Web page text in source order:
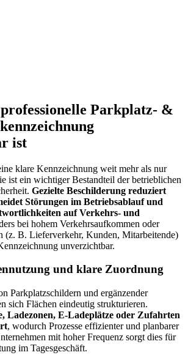
Parkplatz- &
ist
klare Kennzeichnung weit mehr als nur
ist ein wichtiger Bestandteil der betrieblichen
Gezielte Beschilderung reduziert
Störungen im Betriebsablauf und
auf Verkehrs- und
bei hohem Verkehrsaufkommen oder
(z. B. Lieferverkehr, Kunden, Mitarbeitende)
unverzichtbar.
und klare Zuordnung
Parkplatzschildern und ergänzender
sich Flächen eindeutig strukturieren.
Ladezonen, E-Ladeplätze oder Zufahrten
, wodurch Prozesse effizienter und planbarer
mit hoher Frequenz sorgt dies für
im Tagesgeschäft.